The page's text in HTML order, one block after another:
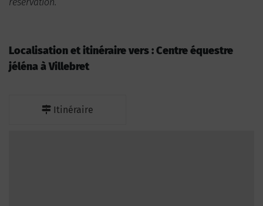
Localisation et itinéraire vers : Centre équestre
jéléna à Villebret
Itinéraire